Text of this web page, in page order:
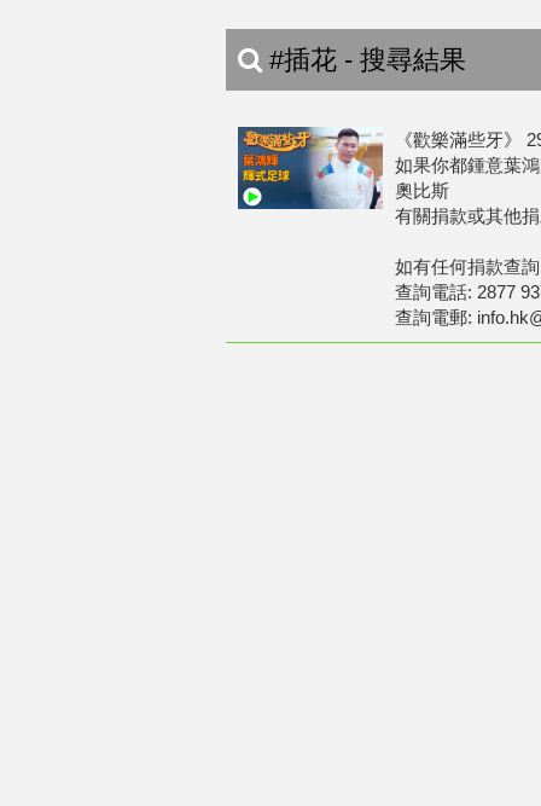
#插花 - 搜尋結果
《歡樂滿些牙》
如果你都鍾意葉
奧比斯
有關捐款或其他
如有任何捐款查
查詢電話: 2877
查詢電郵: